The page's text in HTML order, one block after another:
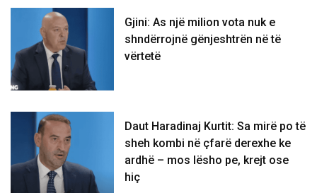
Gjini: As një milion vota nuk e
shndërrojnë gënjeshtrën në të
vërtetë
Daut Haradinaj Kurtit: Sa mirë po të
sheh kombi në çfarë derexhe ke
ardhë – mos lësho pe, krejt ose
hiç